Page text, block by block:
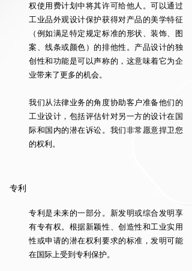
权使用费计划中将其许可给他人。可以通过
工业品外观设计保护获得对产品的美学特征
（例如满足特定规定标准的形状、装饰、图
案、线条或颜色）的排他性。产品设计的独
创性和功能是可以声称的，这意味着它为企
业带来了更多的机会。
我们从法律业务的角度协助客户准备他们的
工业设计，包括评估针对另一方的设计在国
际和国内的潜在诉讼。我们非常愿意捍卫您
的权利。
专利
专利是未来的一部分。新发明或综合发明享
有专有权。根据新颖性、创造性和工业实用
性或申请的潜在权利要求的标准，发明可能
在国际上受到专利保护。